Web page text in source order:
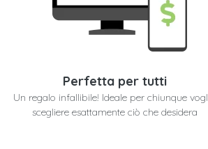
Perfetta per tutti
Un regalo infallibile! Ideale per chiunque
scegliere esattamente ciò che desidera